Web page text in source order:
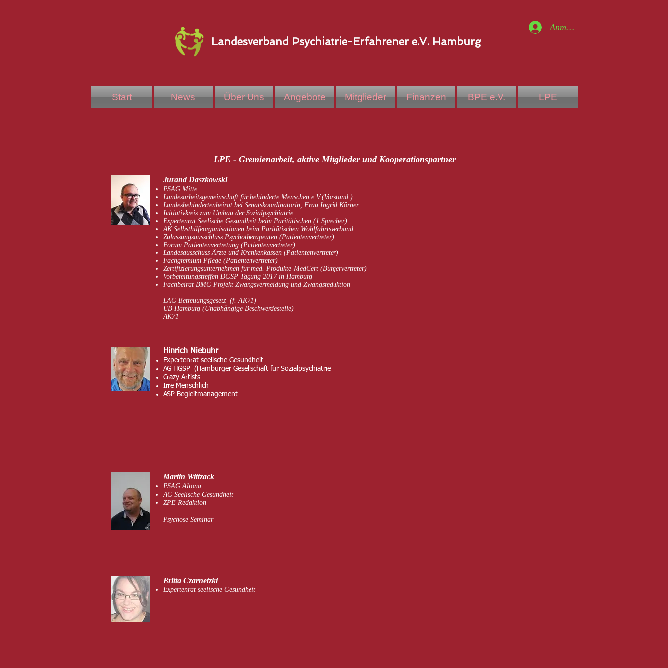
Landesverband Psychiatrie-Erfahrener e.V. Hamburg
Anmelden
Start News Über Uns Angebote Mitglieder Finanzen BPE e.V. LPE
LPE - Gremienarbeit, aktive Mitglieder und Kooperationspartner
Jurand Daszkowski
PSAG Mitte
Landesarbeitsgemeinschaft für behinderte Menschen e.V.(Vorstand )
Landesbehindertenbeirat bei Senatskoordinatorin, Frau Ingrid Körner
Initiativkreis zum Umbau der Sozialpsychiatrie
Expertenrat Seelische Gesundheit beim Paritätischen (1 Sprecher)
AK Selbsthilfeorganisationen beim Paritätischen Wohlfahrtsverband
Zulassungsausschluss Psychotherapeuten (Patientenvertreter)
Forum Patientenvertretung (Patientenvertreter)
Landesausschuss Ärzte und Krankenkassen (Patientenvertreter)
Fachgremium Pflege (Patientenvertreter)
Zertifizierungsunternehmen für med. Produkte-MedCert (Bürgervertreter)
Vorbereitungstreffen DGSP Tagung 2017 in Hamburg
Fachbeirat BMG Projekt Zwangsvermeidung und Zwangsreduktion
LAG Betreuungsgesetz (f. AK71)
UB Hamburg (Unabhängige Beschwerdestelle)
AK71
Hinrich Niebuhr
Expertenrat seelische Gesundheit
AG HGSP (Hamburger Gesellschaft für Sozialpsychiatrie
Crazy Artists
Irre Menschlich
ASP Begleitmanagement
Martin Wittzack
PSAG Altona
AG Seelische Gesundheit
ZPE Redaktion
Psychose Seminar
Britta Czarnetzki
Expertenrat seelische Gesundheit